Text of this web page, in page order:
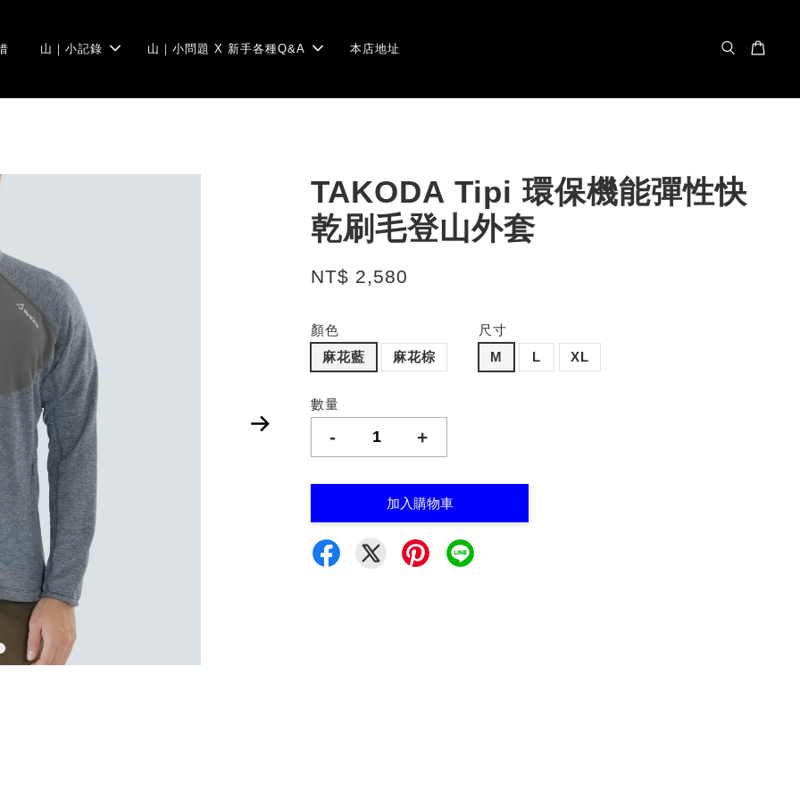
山｜小記錄 山｜小問題 X 新手各種Q&A 本店地址
TAKODA Tipi 環保機能彈性快
乾刷毛登山外套
NT$ 2,580
顏色
麻花藍
麻花棕
尺寸
M
L XL
數量
- +
加入購物車